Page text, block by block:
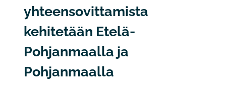
yhteensovittamista
kehitetään Etelä-
Pohjanmaalla ja
Pohjanmaalla